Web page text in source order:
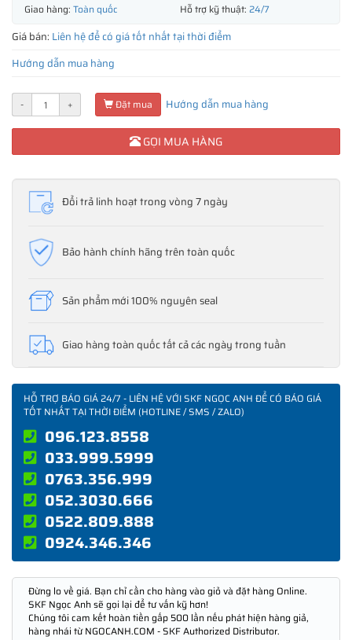
Giao hàng: Toàn quốc Hỗ trợ kỹ thuật: 24/7
Giá bán: Liên hệ để có giá tốt nhất tại thời điểm
Hướng dẫn mua hàng
- + Đặt mua Hướng dẫn mua hàng
GỌI MUA HÀNG
Đổi trả linh hoạt trong vòng 7 ngày
Bảo hành chính hãng trên toàn quốc
Sản phẩm mới 100% nguyên seal
Giao hàng toàn quốc tất cả các ngày trong tuần
HỖ TRỢ BÁO GIÁ 24/7 - LIÊN HỆ VỚI SKF NGỌC ANH ĐỂ CÓ BÁO GIÁ
TỐT NHẤT TẠI THỜI ĐIỂM (HOTLINE / SMS / ZALO)
096.123.8558
033.999.5999
0763.356.999
052.3030.666
0522.809.888
0924.346.346
Đừng lo về giá. Bạn chỉ cần cho hàng vào giỏ và đặt hàng Online.
SKF Ngọc Anh sẽ gọi lại để tư vấn kỹ hơn!
Chúng tôi cam kết hoàn tiền gấp 500 lần nếu phát hiện hàng giả,
hàng nhái từ NGOCANH.COM - SKF Authorized Distributor.